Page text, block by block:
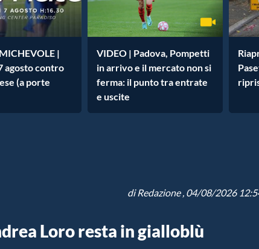
|
agosto contro
(a porte
VIDEO | Padova, Pompetti
in arrivo e il mercato non si
ferma: il punto tra entrate
e uscite
diRedazione, 04/08/2026
Loro resta in gialloblù